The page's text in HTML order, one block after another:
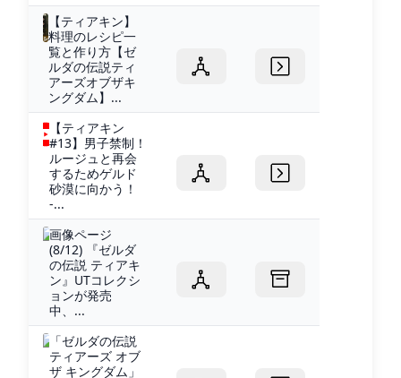
【ティアキン】
料理のレシピ一
覧と作り方【ゼ
ルダの伝説ティ
アーズオブザキ
ングダム】...
【ティアキン
#13】男子禁制！
ルージュと再会
するためゲルド
砂漠に向かう！
-...
画像ページ
(8/12) 『ゼルダ
の伝説 ティアキ
ン』UTコレクシ
ョンが発売
中、...
「ゼルダの伝説
ティアーズ オブ
ザ キングダム」